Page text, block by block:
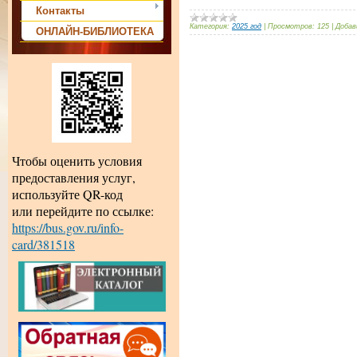
Контакты
ОНЛАЙН-БИБЛИОТЕКА
Чтобы оценить условия
предоставления услуг,
используйте QR-код
или перейдите по ссылке:
https://bus.gov.ru/info-
card/381518
Категория: 2025 год Просмотров: 125 |